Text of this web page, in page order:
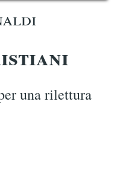
una rilettura